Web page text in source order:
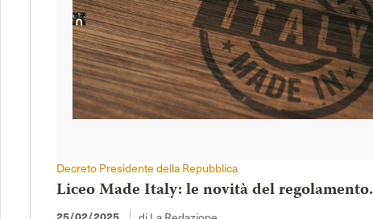
Decreto Presidente della Repubblica
Liceo Made Italy: le novità del regolamento.